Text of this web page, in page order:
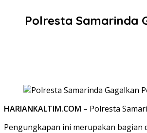
Polresta Samarinda
HARIANKALTIM.COM – Polresta
Pengungkapan ini merupakan bagian